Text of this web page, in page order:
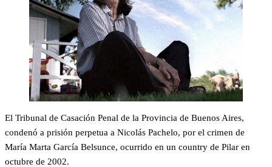
El Tribunal de Casación Penal de la Provincia de Buenos Aires,
condenó a prisión perpetua a Nicolás Pachelo, por el crimen de
María Marta García Belsunce, ocurrido en un country de Pilar en
octubre de 2002.